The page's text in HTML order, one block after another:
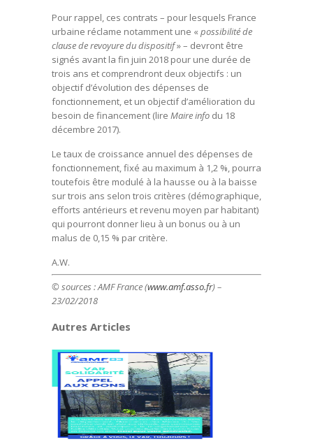
Pour rappel, ces contrats – pour lesquels France
urbaine réclame notamment une « possibilité de
clause de revoyure du dispositif» – devront être
signés avant la fin juin 2018 pour une durée de
trois ans et comprendront deux objectifs : un
objectif d’évolution des dépenses de
fonctionnement, et un objectif d’amélioration du
besoin de financement (lire Maire info du 18
décembre 2017).
Le taux de croissance annuel des dépenses de
fonctionnement, fixé au maximum à 1,2 %, pourra
toutefois être modulé à la hausse ou à la baisse
sur trois ans selon trois critères (démographique,
efforts antérieurs et revenu moyen par habitant)
qui pourront donner lieu à un bonus ou à un
malus de 0,15 % par critère.
A.W.
© sources :AMF France (www.amf.asso.fr) –
23/02/2018
Autres Articles